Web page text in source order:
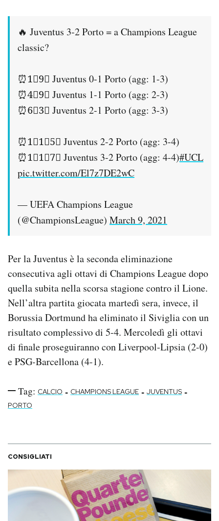
🔥 Juventus 3-2 Porto = a Champions League
classic?
⏰1⃣9⃣ Juventus 0-1 Porto (agg: 1-3)
⏰4⃣9⃣ Juventus 1-1 Porto (agg: 2-3)
⏰6⃣3⃣ Juventus 2-1 Porto (agg: 3-3)
⏰1⃣1⃣5⃣ Juventus 2-2 Porto (agg: 3-4)
⏰1⃣1⃣7⃣ Juventus 3-2 Porto (agg: 4-4)#UCL
pic.twitter.com/El7z7DE2wC
— UEFA Champions League
(@ChampionsLeague) March 9, 2021
Per la Juventus è la seconda eliminazione
consecutiva agli ottavi di Champions League dopo
quella subita nella scorsa stagione contro il Lione.
Nell’altra partita giocata martedì sera, invece, il
Borussia Dortmund ha eliminato il Siviglia con un
risultato complessivo di 5-4. Mercoledì gli ottavi
di finale proseguiranno con Liverpool-Lipsia (2-0)
e PSG-Barcellona (4-1).
Tag: CALCIO - CHAMPIONS LEAGUE - JUVENTUS -
PORTO
CONSIGLIATI